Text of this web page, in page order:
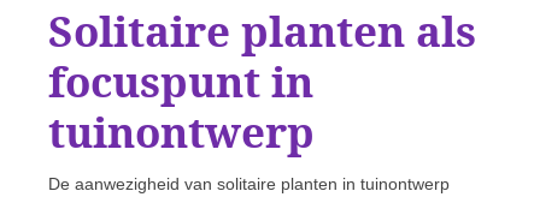
Solitaire planten als
focuspunt in
tuinontwerp
De aanwezigheid van solitaire planten in tuinontwerp